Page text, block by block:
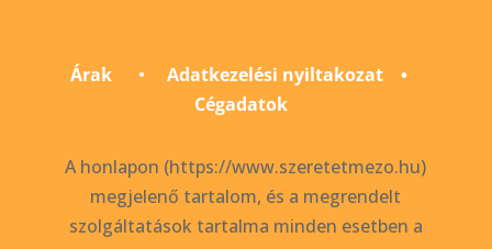
Árak • Adatkezelési nyiltakozat •
Cégadatok
A honlapon (https://www.szeretetmezo.hu)
megjelenő tartalom, és a megrendelt
szolgáltatások tartalma minden esetben a